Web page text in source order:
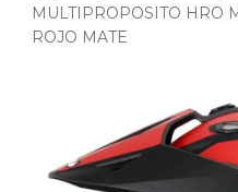
MULTIPROPOSITO HRO
ROJO MATE